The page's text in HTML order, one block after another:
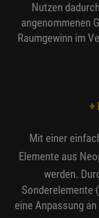
Nutzen
angenommenen
Raumgewinn im
+
Mit einer
Elemente aus
werden.
Sonderelemente
eine Anpassung